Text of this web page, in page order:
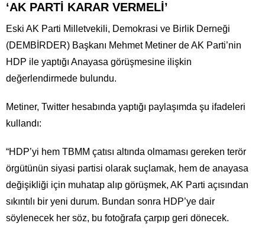
‘AK PARTİ KARAR VERMELİ’
Eski AK Parti Milletvekili, Demokrasi ve Birlik Derneği
(DEMBİRDER) Başkanı Mehmet Metiner de AK Parti’nin
HDP ile yaptığı Anayasa görüşmesine ilişkin
değerlendirmede bulundu.
Metiner, Twitter hesabında yaptığı paylaşımda şu ifadeleri
kullandı:
“HDP’yi hem TBMM çatısı altında olmaması gereken terör
örgütünün siyasi partisi olarak suçlamak, hem de anayasa
değişikliği için muhatap alıp görüşmek, AK Parti açısından
sıkıntılı bir yeni durum. Bundan sonra HDP’ye dair
söylenecek her söz, bu fotoğrafa çarpıp geri dönecek.